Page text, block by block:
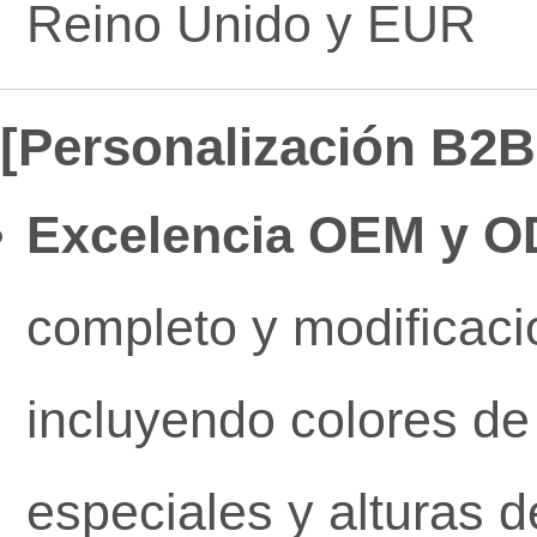
Reino Unido y EUR
[Personalización
Excelencia OEM y
completo y
incluyendo colores
especiales y alturas